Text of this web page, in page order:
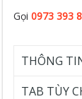
Gọi0973 393
THÔNG
TAB TÙY